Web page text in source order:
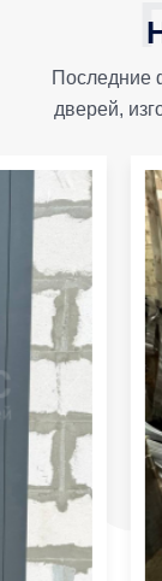
Последние
дверей,